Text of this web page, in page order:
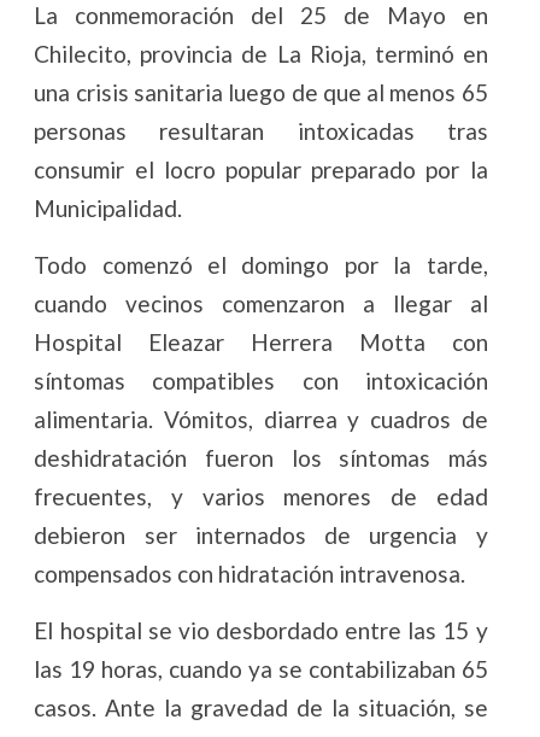
La conmemoración del 25 de Mayo en
Chilecito, provincia de La Rioja, terminó en
una crisis sanitaria luego de que al menos 65
personas resultaran intoxicadas tras
consumir el locro popular preparado por la
Municipalidad.
Todo comenzó el domingo por la tarde,
cuando vecinos comenzaron a llegar al
Hospital Eleazar Herrera Motta con
síntomas compatibles con intoxicación
alimentaria. Vómitos, diarrea y cuadros de
deshidratación fueron los síntomas más
frecuentes, y varios menores de edad
debieron ser internados de urgencia y
compensados con hidratación intravenosa.
El hospital se vio desbordado entre las 15 y
las 19 horas, cuando ya se contabilizaban 65
casos. Ante la gravedad de la situación, se